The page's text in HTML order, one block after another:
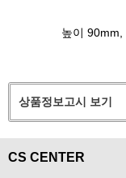
높이
상품정보고시 보기
CS CENTER